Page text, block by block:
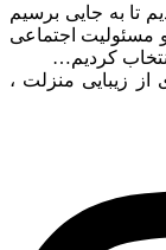
تا به جایی برسیم
مسئولیت اجتماعی
کردیم…
زیبایی منزلت ،